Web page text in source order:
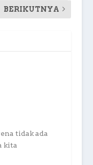
BERIKUTNYA
tidak ada
kita